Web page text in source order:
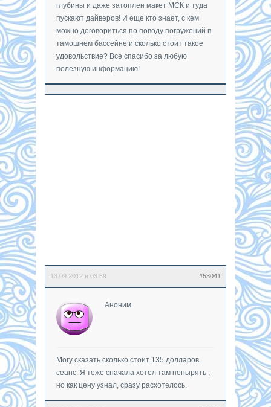
глубины и даже затоплен макет МСК и туда
пускают дайверов! И еще кто знает, с кем
можно договориться по поводу погружений в
тамошнем бассейне и сколько стоит такое
удовольствие? Все спасибо за любую
полезную информацию!
13.09.2012 в 03:59 #53041
Аноним
Могу сказать сколько стоит 135 долларов
сеанс. Я тоже сначала хотел там понырять ,
но как цену узнал, сразу расхотелось.